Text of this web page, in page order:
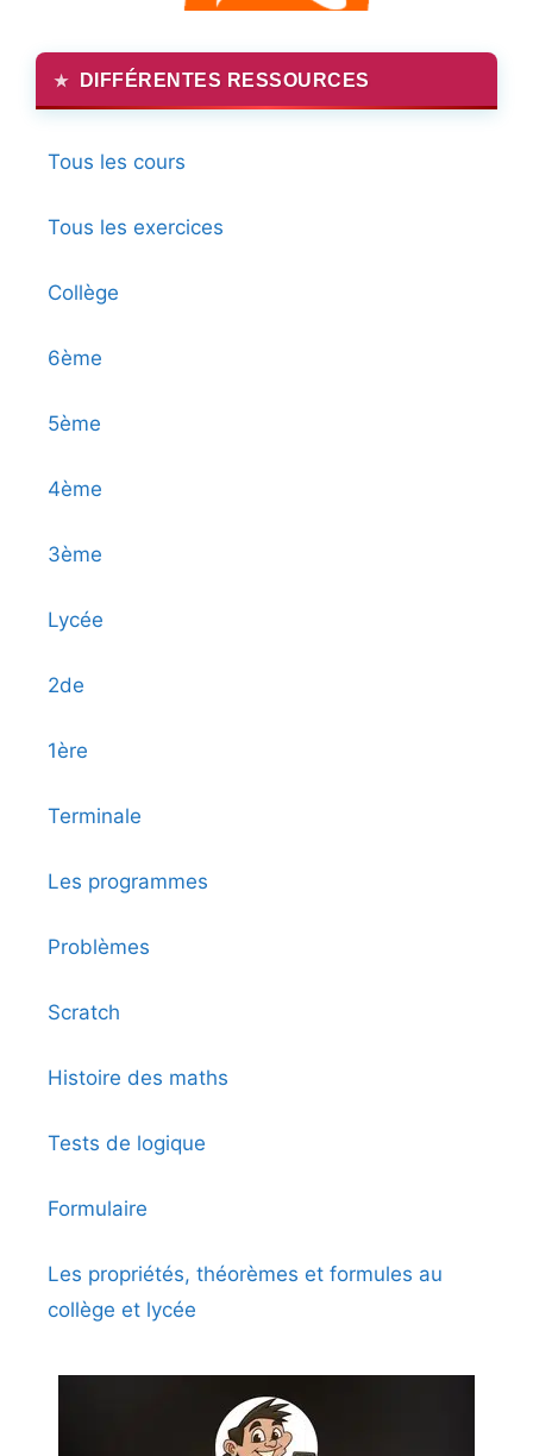
DIFFÉRENTES RESSOURCES
Tous les cours
Tous les exercices
Collège
6ème
5ème
4ème
3ème
Lycée
2de
1ère
Terminale
Les programmes
Problèmes
Scratch
Histoire des maths
Tests de logique
Formulaire
Les propriétés, théorèmes et formules au
collège et lycée